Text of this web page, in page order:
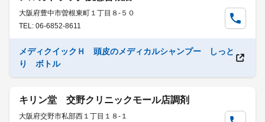
大阪府豊中市曽根東町１丁目８-５０
TEL: 06-6852-8611
メディクイックＨ 頭皮のメディカルシャンプー しっと
り ボトル
キリン堂 交野クリニックモール店調剤
大阪府交野市私部西１丁目１８-１